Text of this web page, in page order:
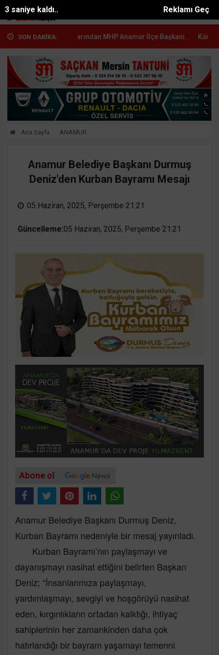
Reklamı Geç
2 saniye kaldı..
SON DAKİKA:
Muhtarlarından MHP Anamur İlçe Başkanı... Kürşat Dizdar,
Ana Sayfa ANAMUR
Anamur Belediye Başkanı Durmuş
Deniz'den Kurban Bayramı Mesajı
05 Haziran, 2025, Perşembe 21:21
Güncelleme:05 Haziran, 2025, Perşembe 21:21
Abone ol
Anamur Belediye Başkanı Durmuş Deniz,
Kurban Bayramı nedeniyle bir mesaj yayınladı.
Kurban Bayramı’nın paylaşmayı ve
dayanışmayı nasihat ettiğini belirten Başkan
Deniz; “İnsanlarımıza paylaşmayı,
yardımlaşmayı, sevgiyi ve hoşgörüyü nasihat
eden, kırgınlıkların ortadan kalktığı, ihtiyaç
sahiplerinin her zamankinden daha çok
hatırlandığı bir bayram yaşamayı temenni